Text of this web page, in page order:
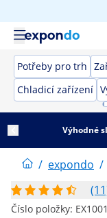
Potřeby pro trh
Chladicí zařízení
Výhodné
/ expondo /
Číslo položky: